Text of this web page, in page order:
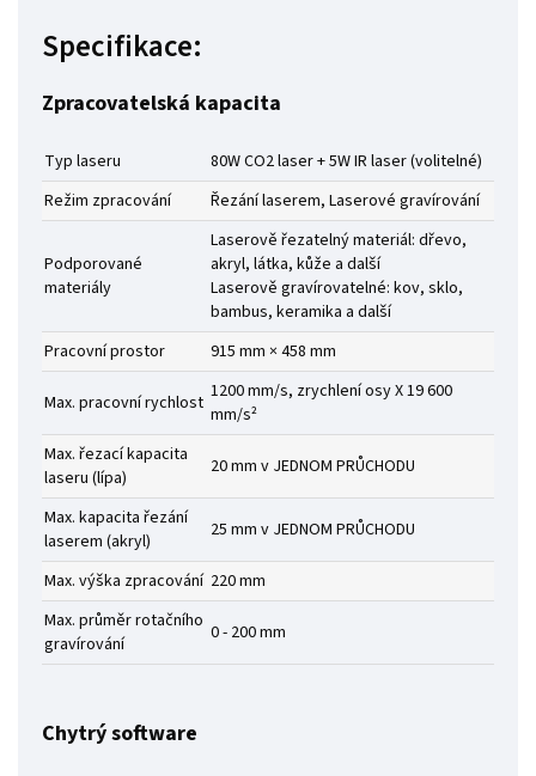
Specifikace:
Zpracovatelská kapacita
Typ laseru
80W CO2 laser + 5W IR laser (volitelné)
Režim zpracování
Řezání laserem, Laserové gravírování
Podporované
materiály
Laserově řezatelný materiál: dřevo,
akryl, látka, kůže a další
Laserově gravírovatelné: kov, sklo,
bambus, keramika a další
Pracovní prostor
915 mm × 458 mm
Max. pracovní rychlost 1200 mm/s, zrychlení osy X 19 600
mm/s²
Max. řezací kapacita
laseru (lípa)
20 mm v JEDNOM PRŮCHODU
Max. kapacita řezání
laserem (akryl)
25 mm v JEDNOM PRŮCHODU
Max. výška zpracování 220 mm
Max. průměr rotačního
gravírování
0 - 200 mm
Chytrý software